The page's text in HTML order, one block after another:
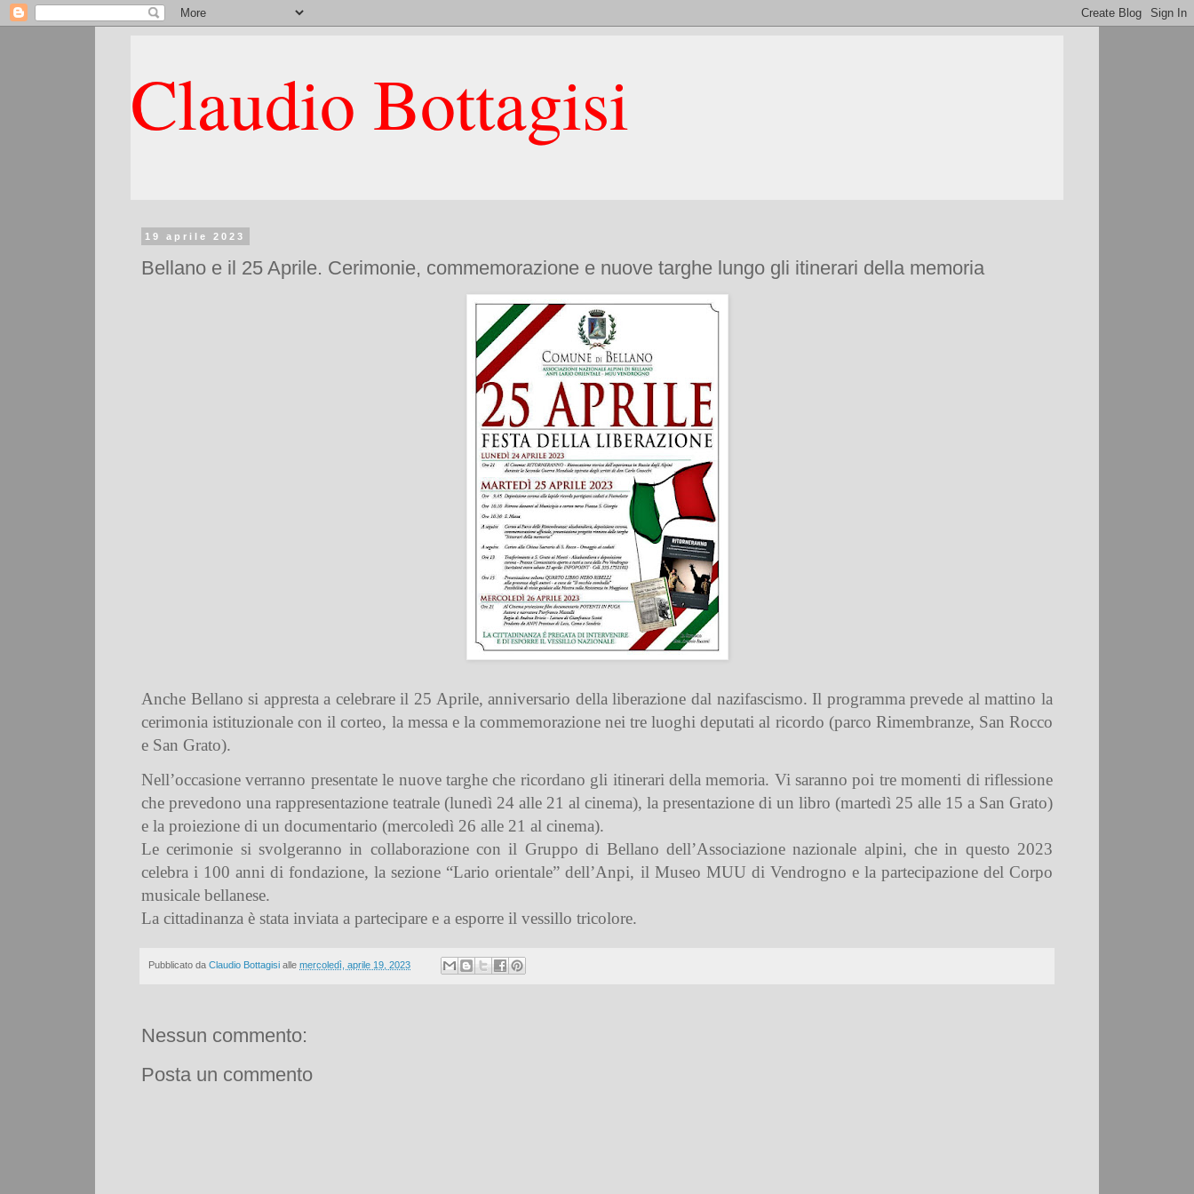
Claudio Bottagisi
19 aprile 2023
Bellano e il 25 Aprile. Cerimonie, commemorazione e nuove targhe lungo gli itinerari della memoria
Anche Bellano si appresta a celebrare il 25 Aprile, anniversario della liberazione dal nazifascismo. Il programma prevede al mattino la
cerimonia istituzionale con il corteo, la messa e la commemorazione nei tre luoghi deputati al ricordo (parco Rimembranze, San Rocco
e San Grato).
Nell’occasione verranno presentate le nuove targhe che ricordano gli itinerari della memoria. Vi saranno poi tre momenti di riflessione
che prevedono una rappresentazione teatrale (lunedì 24 alle 21 al cinema), la presentazione di un libro (martedì 25 alle 15 a San Grato)
e la proiezione di un documentario (mercoledì 26 alle 21 al cinema).
Le cerimonie si svolgeranno in collaborazione con il Gruppo di Bellano dell’Associazione nazionale alpini, che in questo 2023
celebra i 100 anni di fondazione, la sezione “Lario orientale” dell’Anpi, il Museo MUU di Vendrogno e la partecipazione del Corpo
musicale bellanese.
La cittadinanza è stata inviata a partecipare e a esporre il vessillo tricolore.
Pubblicato da Claudio Bottagisi alle mercoledì, aprile 19, 2023
Nessun commento:
Posta un commento